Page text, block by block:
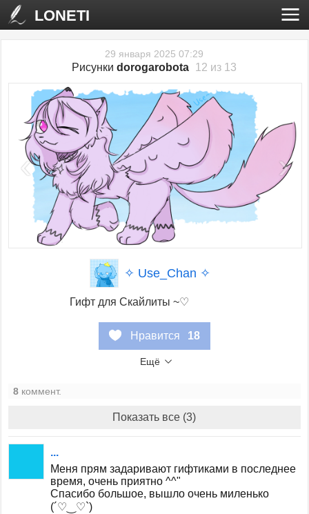
LONETI
29 января 2025 07:29
Рисункиdorogarobota 12 из 13
‹ ›
✧ Use_Chan ✧
Гифт для Скайлиты ~♡
Нравится 18
Ещё
8 коммент.
Показать все (3)
...
Меня прям задаривают гифтиками в последнее
время, очень приятно ^^"
Спасибо большое, вышло очень миленько
(´♡‿♡`)